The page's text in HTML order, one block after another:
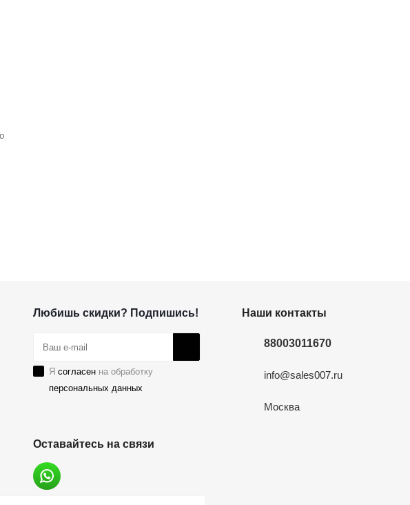
Любишь скидки? Подпишись!
Я согласенна обработку
персональных данных
Оставайтесь на связи
Наши контакты
88003011670
info@sales007.ru
Москва